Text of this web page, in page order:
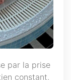
par la prise
constant.